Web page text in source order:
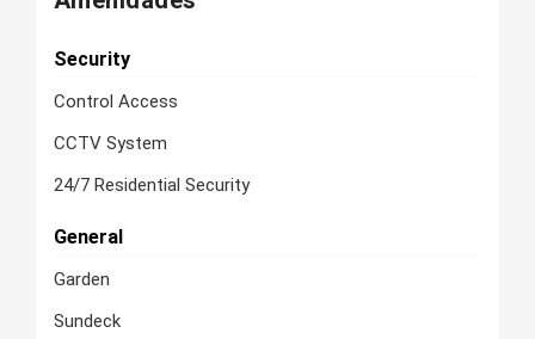
Security
Control Access
CCTV System
24/7 Residential Security
General
Garden
Sundeck